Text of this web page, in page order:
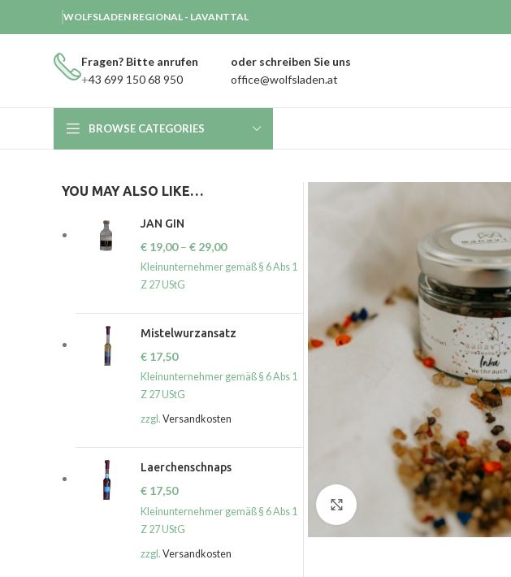
WOLFSLADEN REGIONAL - LAVANTTAL
Fragen? Bitte anrufen
+43 699 150 68 950
oder schreiben Sie uns
office@wolfsladen.at
BROWSE CATEGORIES
Click to enlarge
YOU MAY ALSO LIKE…
JAN GIN
€ 19,00– € 29,00
Kleinunternehmer gemäß § 6 Abs 1
Z 27 UStG
Mistelwurzansatz
€ 17,50
Kleinunternehmer gemäß § 6 Abs 1
Z 27 UStG
zzgl. Versandkosten
Laerchenschnaps
€ 17,50
Kleinunternehmer gemäß § 6 Abs 1
Z 27 UStG
zzgl. Versandkosten